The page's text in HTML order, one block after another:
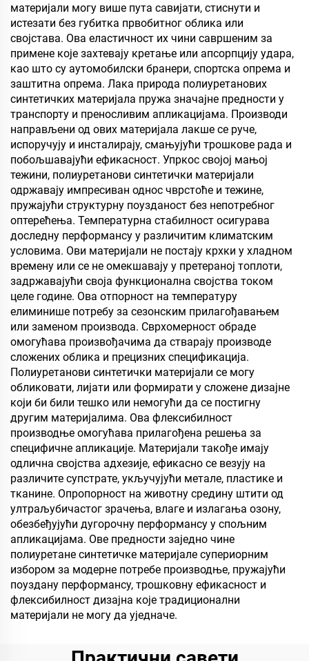
материјали могу више пута савијати, стиснути и
истезати без губитка првобитног облика или
својстава. Ова еластичност их чини савршеним за
примене које захтевају кретање или апсорпцију удара,
као што су аутомобилски бранери, спортска опрема и
заштитна опрема. Лака природа полиуретанових
синтетичких материјала пружа значајне предности у
транспорту и преносливим апликацијама. Производи
направљени од ових материјала лакше се руче,
испоручују и инсталирају, смањујући трошкове рада и
побољшавајући ефикасност. Упркос својој мањој
тежини, полиуретанови синтетички материјали
одржавају импресиван однос чврстоће и тежине,
пружајући структурну поузданост без непотребног
оптерећења. Температурна стабилност осигурава
доследну перформансу у различитим климатским
условима. Ови материјали не постају крхки у хладном
времену или се не омекшавају у претераној топлоти,
задржавајући своја функционална својства током
целе године. Ова отпорност на температуру
елиминише потребу за сезонским прилагођавањем
или заменом производа. Сврхомерност обраде
омогућава произвођачима да стварају производе
сложених облика и прецизних спецификација.
Полиуретанови синтетички материјали се могу
обликовати, лијати или формирати у сложене дизајне
који би били тешко или немогући да се постигну
другим материјалима. Ова флексибилност
производње омогућава прилагођена решења за
специфичне апликације. Материјали такође имају
одлична својства адхезије, ефикасно се везују на
различите супстрате, укључујући метале, пластике и
тканине. Опропорност на животну средину штити од
ултраљубичастог зрачења, влаге и излагања озону,
обезбеђујући дугорочну перформансу у спољним
апликацијама. Ове предности заједно чине
полиуретане синтетичке материјале супериорним
избором за модерне потребе производње, пружајући
поуздану перформансу, трошковну ефикасност и
флексибилност дизајна које традиционални
материјали не могу да уједначе.